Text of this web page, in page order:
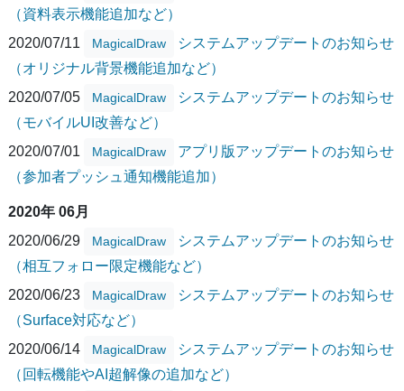
（資料表示機能追加など）
2020/07/11
MagicalDraw
システムアップデートのお知らせ
（オリジナル背景機能追加など）
2020/07/05
MagicalDraw
システムアップデートのお知らせ
（モバイルUI改善など）
2020/07/01
MagicalDraw
アプリ版アップデートのお知らせ
（参加者プッシュ通知機能追加）
2020年 06月
2020/06/29
MagicalDraw
システムアップデートのお知らせ
（相互フォロー限定機能など）
2020/06/23
MagicalDraw
システムアップデートのお知らせ
（Surface対応など）
2020/06/14
MagicalDraw
システムアップデートのお知らせ
（回転機能やAI超解像の追加など）